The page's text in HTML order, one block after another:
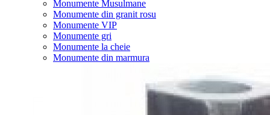
Monumente Musulmane
Monumente din granit rosu
Monumente VIP
Monumente gri
Monumente la cheie
Monumente din marmura